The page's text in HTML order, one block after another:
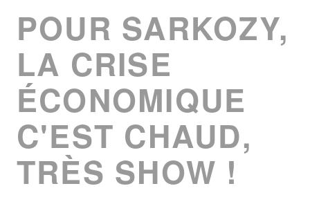
POUR SARKOZY,
LA CRISE
ÉCONOMIQUE
C'EST CHAUD,
TRÈS SHOW !